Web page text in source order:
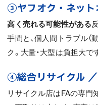
③ヤフオク・ネット
高く売れる可能性がある
手間と、個人間トラブル（
ク。大量・大型は負担大で
④総合リサイクル
リサイクル店はFAの専門